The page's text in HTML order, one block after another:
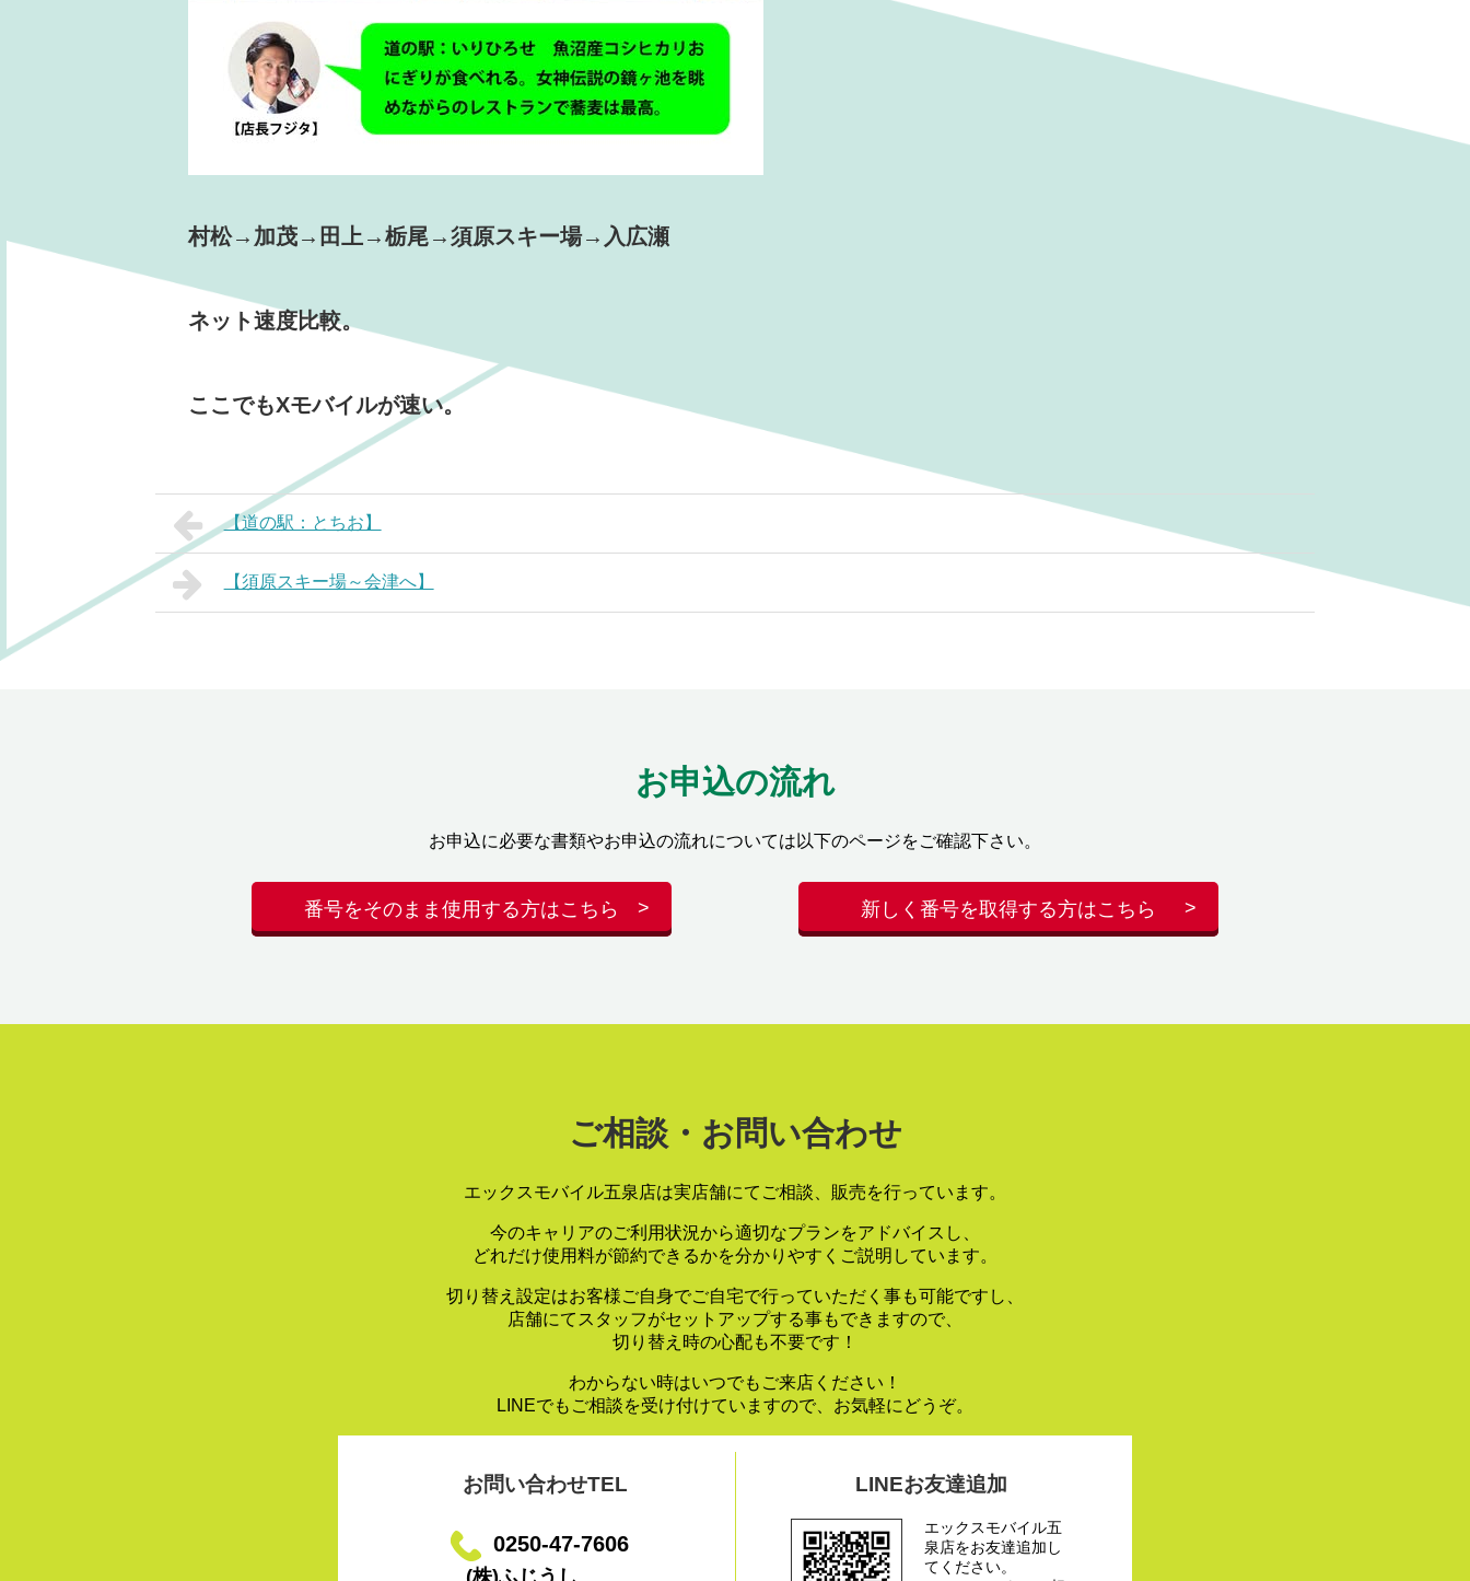
村松→加茂→田上→栃尾→須原スキー場→入広瀬
ネット速度比較。
ここでもXモバイルが速い。
【道の駅：とちお】
【須原スキー場～会津へ】
お申込の流れ
お申込に必要な書類やお申込の流れについては以下のページをご確認下さい。
番号をそのまま使用する方はこちら 新しく番号を取得する方はこちら
ご相談・お問い合わせ
エックスモバイル五泉店は実店舗にてご相談、販売を行っています。
今のキャリアのご利用状況から適切なプランをアドバイスし、
どれだけ使用料が節約できるかを分かりやすくご説明しています。
切り替え設定はお客様ご自身でご自宅で行っていただく事も可能ですし、
店舗にてスタッフがセットアップする事もできますので、
切り替え時の心配も不要です！
わからない時はいつでもご来店ください！
LINEでもご相談を受け付けていますので、お気軽にどうぞ。
お問い合わせTEL
0250-47-7606
(株)ふじうし
LINEお友達追加
エックスモバイル五
泉店をお友達追加し
てください。